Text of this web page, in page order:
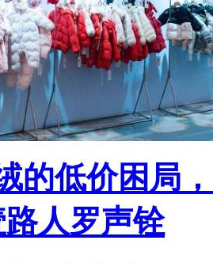
的低价困局
人罗声铨